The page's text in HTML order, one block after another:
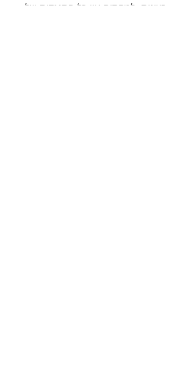
רצינית. למקסים אין כל התנגדות של